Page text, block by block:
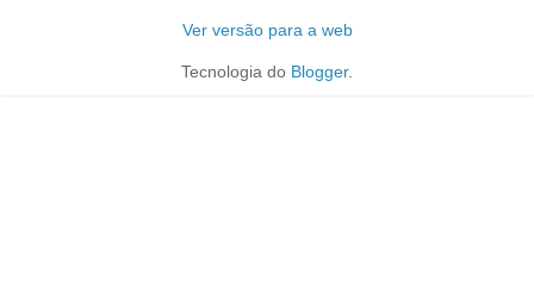
Ver versão para a web
Tecnologia do Blogger.